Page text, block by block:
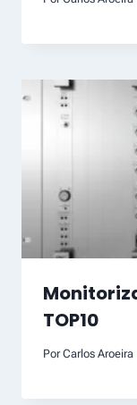
TOP10
Por Carlos Aroeira